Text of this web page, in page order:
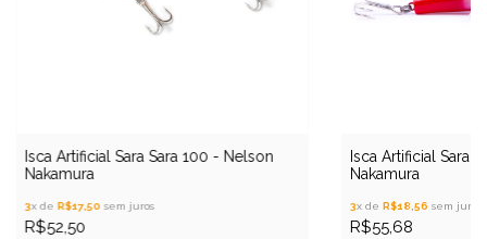
Isca Artificial Sara Sara 100 - Nelson
Nakamura
3x de R$17,50 sem juros
R$52,50
Isca Artificial Sara
Nakamura
3x de R$18,56 sem juros
R$55,68